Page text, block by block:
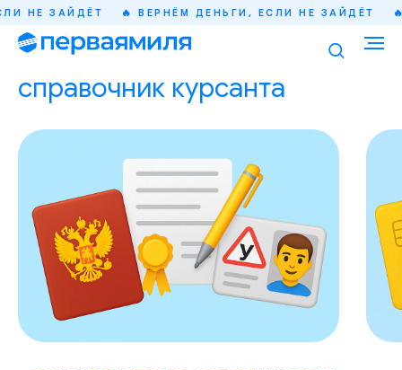
НЕ ЗАЙДЁТ 🔥 ВЕРНЁМ ДЕНЬГИ, ЕСЛИ НЕ ЗАЙДЁТ
справочник курсанта